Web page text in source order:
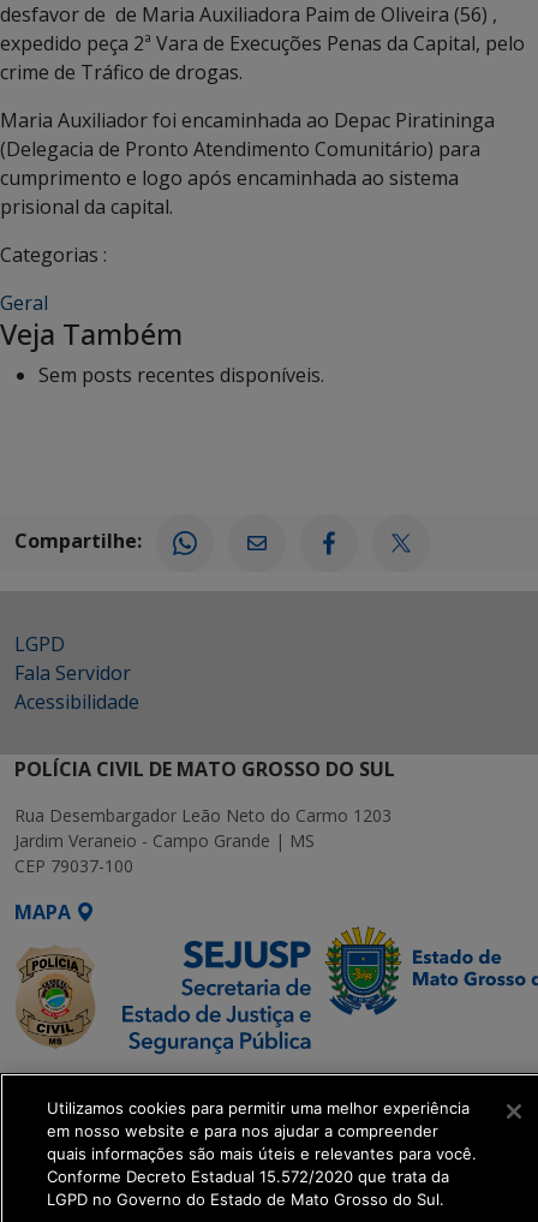
desfavor de de Maria Auxiliadora Paim de Oliveira (56) ,
expedido peça 2ª Vara de Execuções Penas da Capital, pelo
crime de Tráfico de drogas.
Maria Auxiliador foi encaminhada ao Depac Piratininga
(Delegacia de Pronto Atendimento Comunitário) para
cumprimento e logo após encaminhada ao sistema
prisional da capital.
Categorias :
Geral
Veja Também
Sem posts recentes disponíveis.
Compartilhe:
LGPD
Fala Servidor
Acessibilidade
POLÍCIA CIVIL DE MATO GROSSO DO SUL
Rua Desembargador Leão Neto do Carmo 1203
Jardim Veraneio - Campo Grande | MS
CEP 79037-100
MAPA
SETDIG | Secretaria-
Executiva de
Transformação Digital
get_footer();
Utilizamos cookies para permitir uma melhor experiência
em nosso website e para nos ajudar a compreender
quais informações são mais úteis e relevantes para você.
Conforme Decreto Estadual 15.572/2020 que trata da
LGPD no Governo do Estado de Mato Grosso do Sul.